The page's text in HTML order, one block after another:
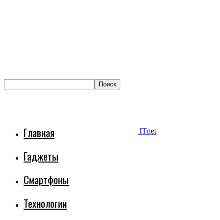
ITnet
Главная
Гаджеты
Смартфоны
Технологии